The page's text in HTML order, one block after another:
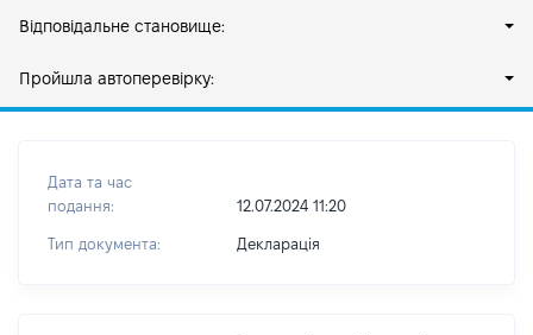
Відповідальне становище:
Пройшла автоперевірку:
Дата та час
подання:
12.07.2024 11:20
Тип документа: Декларація